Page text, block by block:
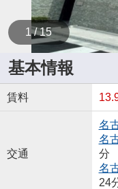
1 / 15
基本情報
賃料
交通
名
名
分
名
24